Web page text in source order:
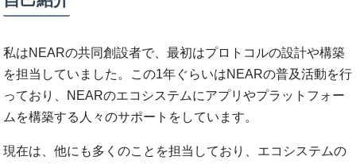
私はNEARの共同創設者で、最初はプロトコルの設計や構築
を担当していました。この1年ぐらいはNEARの普及活動を行
っており、NEARのエコシステムにアプリやプラットフォー
ムを構築する人々のサポートをしています。
現在は、他にも多くのことを担当しており、エコシステムの